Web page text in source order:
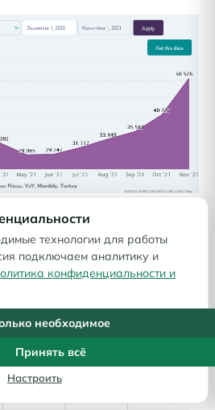
Банка Турции
страны:
технологии для работы
подключаем аналитику и
конфиденциальности и
Настроить
необходимое
Принять всё